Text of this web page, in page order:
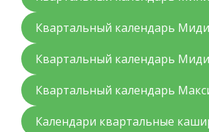
Квартальный календарь
Квартальный календарь
Квартальный календарь
Календари квартальные